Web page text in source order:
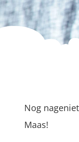
Nog
Maas!